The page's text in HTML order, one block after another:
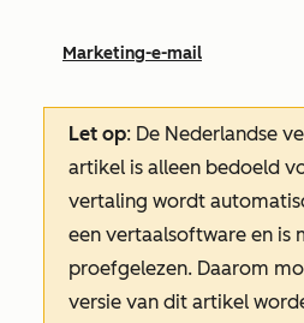
Marketing-e-mail
Let op: De Nederlandse
artikel is alleen bedoeld
vertaling wordt
een vertaalsoftware en is
proefgelezen. Daarom
versie van dit artikel